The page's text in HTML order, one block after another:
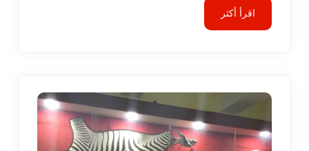
اقرأ أكثر